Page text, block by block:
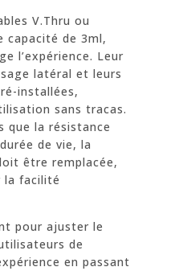
V.Thru ou
capacité de 3ml,
l’expérience. Leur
latéral et leurs
installées,
sans tracas.
que la résistance
de vie, la
être remplacée,
la facilité
pour ajuster le
de
en passant